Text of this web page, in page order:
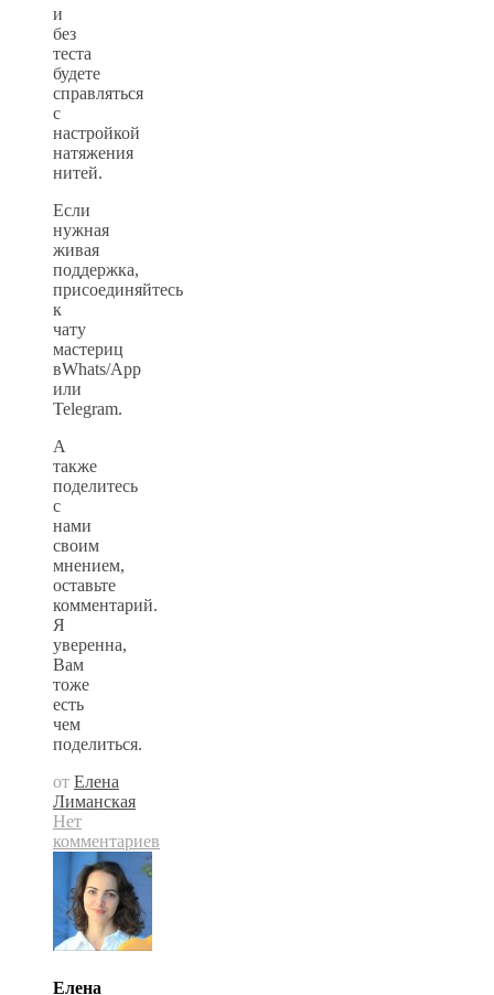
и
без
теста
будете
справляться
с
настройкой
натяжения
нитей.
Если
нужная
живая
поддержка,
присоединяйтесь
к
чату
мастериц
вWhats/App
или
Telegram.
А
также
поделитесь
с
нами
своим
мнением,
оставьте
комментарий.
Я
уверенна,
Вам
тоже
есть
чем
поделиться.
от Елена
Лиманская
Нет
комментариев
Елена